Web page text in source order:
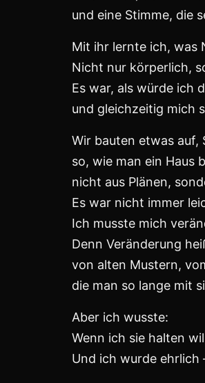
Wo anfangs Nähe war,
kam mit der Zeit
Nicht auf einen
sondern schleichend –
Unsere Gespräche
unsere Berührungen
und irgendwann war
Ich kämpfte.
Mit mir, mit uns,
mit dem Gefühl, dass
um das, was einmal
Doch am Ende blieb